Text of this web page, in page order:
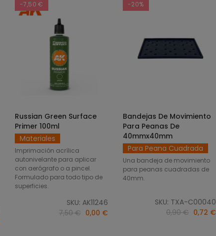
-7,50 €
AÑADIR AL CARRITO
Russian Green Surface
Primer 100ml
Materiales
Imprimación acrílica
autonivelante para aplicar
con aerógrafo o a pincel.
Formulado para todo tipo de
superficies.
SKU: AK11246
7,50 € 0,00 €
-20%
SELECCIONAR OPCIONES
Bandejas De Movimiento
Para Peanas De
40mmx40mm
Para Peana Cuadrada
Una bandeja de movimiento
para peanas cuadradas de
40mm.
SKU: TXA-C00040
0,90 € 0,72 €